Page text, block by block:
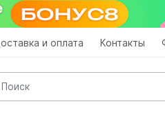
и оплата Контакты
Поиск